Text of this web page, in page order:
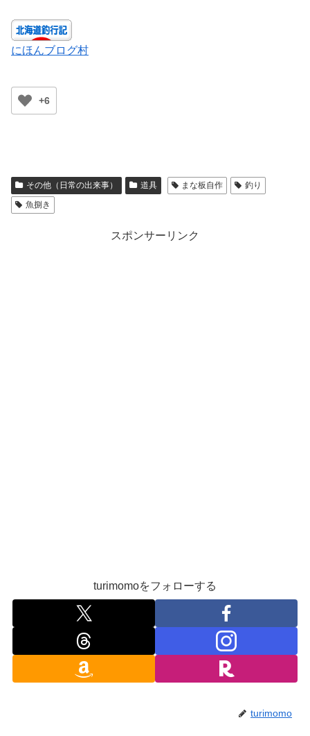
にほんブログ村
+6
その他（日常の出来事） 道具 まな板自作
釣り
魚捌き
スポンサーリンク
turimomoをフォローする
turimomo